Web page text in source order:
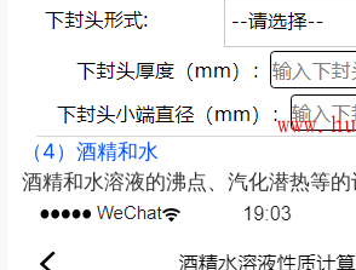
（4）酒精和水
酒精和水溶液的沸点、汽化潜热等的